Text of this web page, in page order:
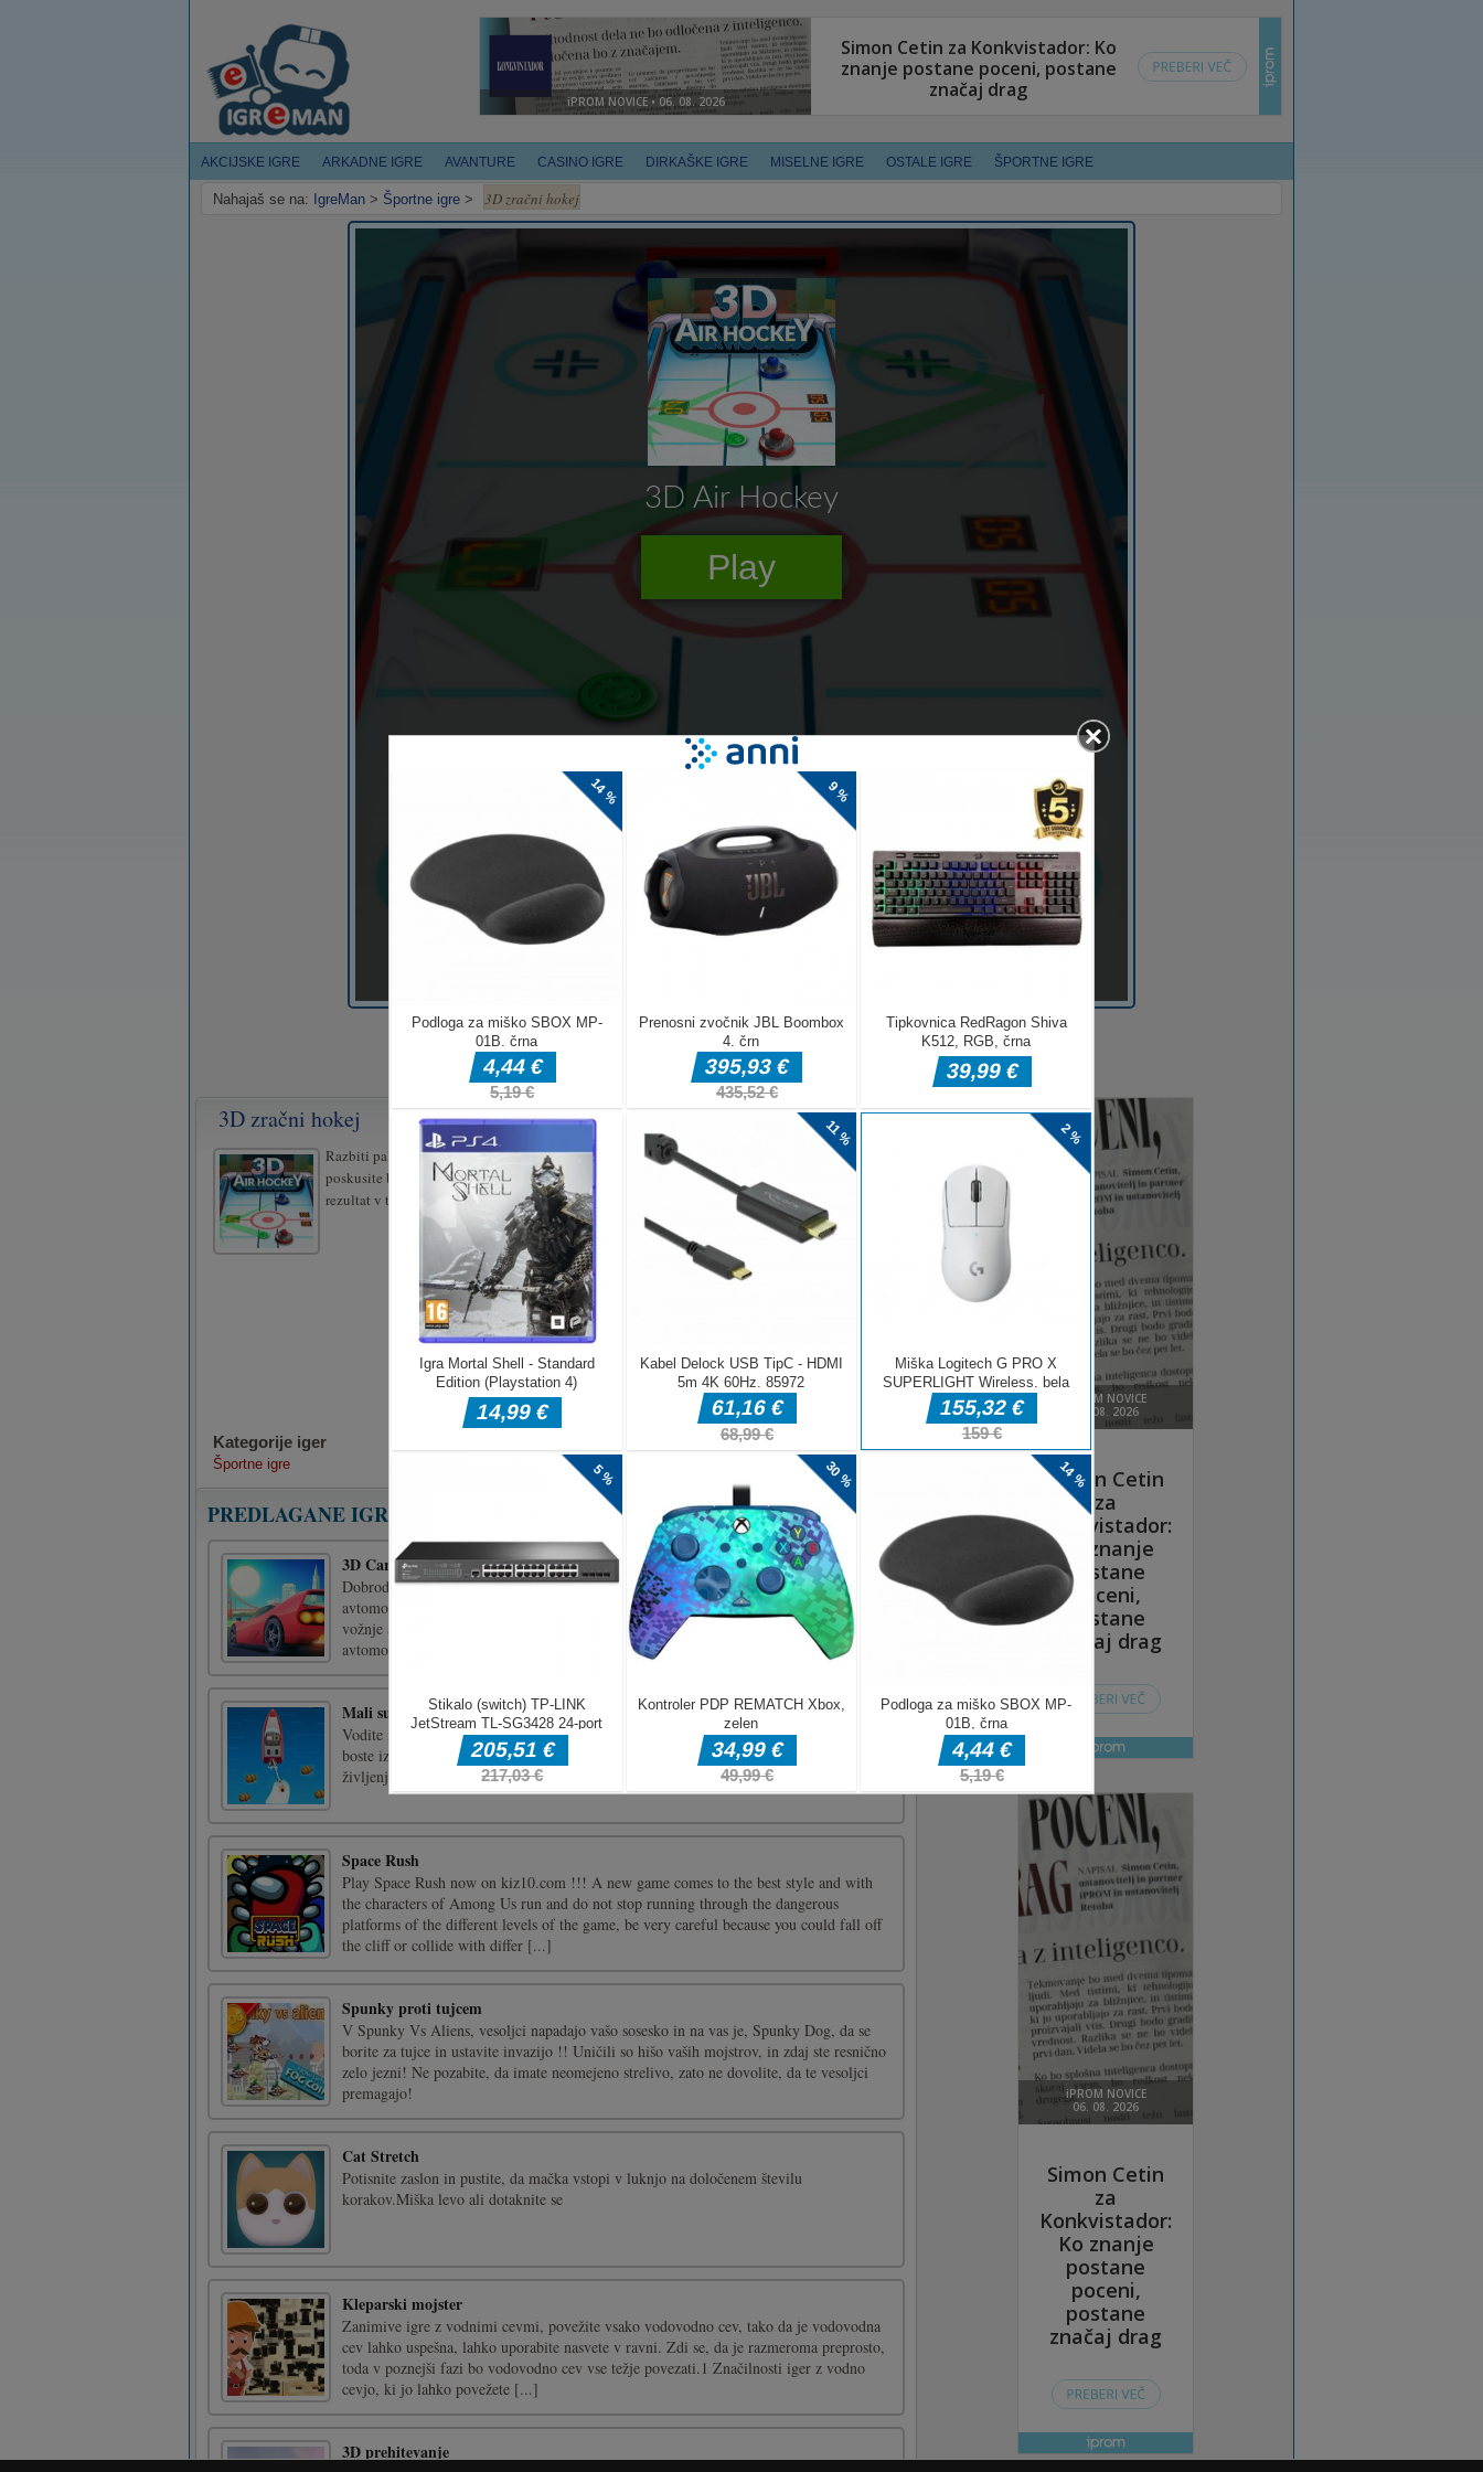
AKCIJSKE IGRE ARKADNE IGRE AVANTURE CASINO IGRE DIRKAŠKE IGRE MISELNE IGRE OSTALE IGRE ŠPORTNE IGRE
Nahajaš se na: IgreMan > Športne igre > 3D zračni hokej
3D zračni hokej
Razbiti pakec v nasprotnikov cilj in
poskusite biti prvi, ki je dosegel ciljni
rezultat v tej zelo hitri 3D arkadni igri!
Kategorije iger
Športne igre
PREDLAGANE IGRE
3D Car Rush
Dobrodošli v novem dodatku iger avtomobilskih dirk z najnovejšimi in novimi
avtomobili. Igre dirkalnih avtomobilov najvišje hitrosti so osupljiva ideja v svetu iger
vožnje avtomobilov, kjer se boste pomerili s svojimi tekmeci v igrah dirkalnih
avtomobilov 2020.Kliknite in povleci [...]
Mali surferski fant
Vodite malčka, da varno brska z miško. Izogibajte se zadetkom drugih ovir, na katerih
boste izgubili življenje. Igro dokončajte v danem roku, ne pozabite, da imate samo 3
življenja. Zabavno potovanje! Za interakcijo uporabite miško.uporabite miško
Space Rush
Play Space Rush now on kiz10.com !!! A new game comes to the best style and with
the characters of Among Us run and do not stop running through the dangerous
platforms of the different levels of the game, be very careful because you could fall off
the cliff or collide with differ [...]
Spunky proti tujcem
V Spunky Vs Aliens, vesoljci napadajo vašo sosesko in na vas je, Spunky Dog, da se
borite za tujce in ustavite invazijo !! Uničili so hišo vaših mojstrov, in zdaj ste resnično
zelo jezni! Ne pozabite, da imate neomejeno strelivo, zato ne dovolite, da te vesoljci
premagajo!
Cat Stretch
Potisnite zaslon in pustite, da mačka vstopi v luknjo na določenem številu
korakov.Miška levo ali dotaknite se
Kleparski mojster
Zanimive igre z vodnimi cevmi, povežite vsako vodovodno cev, tako da je vodovodna
cev lahko uspešna, lahko uporabite nasvete v ravni. Zdi se, da je razmeroma preprosto,
toda v poznejši fazi bo vodovodno cev vse težje povezati.1 Značilnosti iger z vodno
cevjo, ki jo lahko povežete [...]
3D prehitevanje